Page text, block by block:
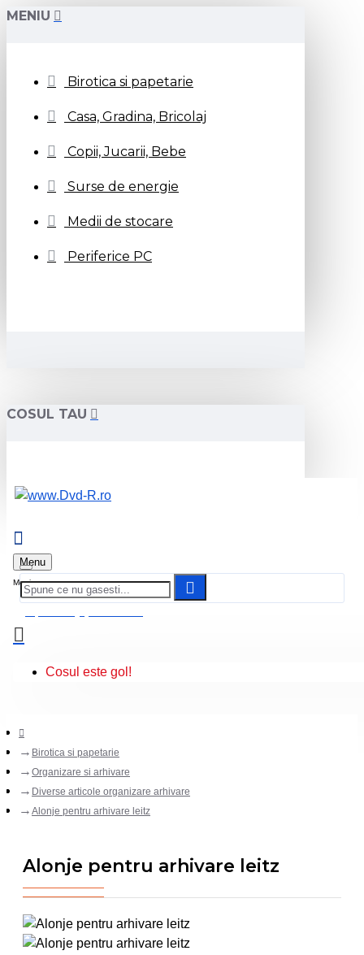
MENIU
Birotica si papetarie
Casa, Gradina, Bricolaj
Copii, Jucarii, Bebe
Surse de energie
Medii de stocare
Periferice PC
COSUL TAU
Menu
Cosul este gol!
Birotica si papetarie
Organizare si arhivare
Diverse articole organizare arhivare
Alonje pentru arhivare leitz
Alonje pentru arhivare leitz